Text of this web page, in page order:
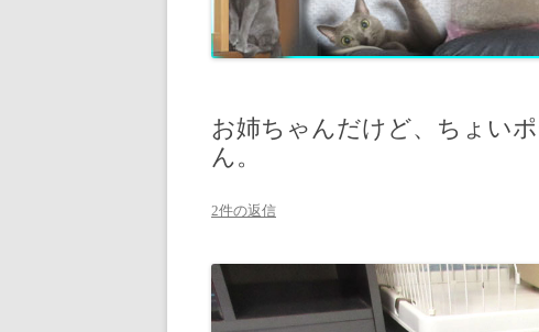
お姉ちゃんだけど、ちょい
ん。
2件の返信